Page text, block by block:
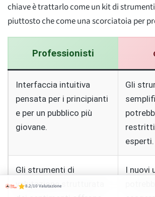
chiave è trattarlo come un kit di
piuttosto che come una scorciatoia per
Professionisti
Interfaccia intuitiva
pensata per i principianti
e per un pubblico più
giovane.
Gli
esperti.
Gli strumenti di
valutazione strutturata
I nuovi
8.2/10 Valutazione